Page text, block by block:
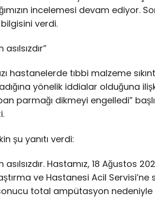
incelemesi devam ediyor.
bilgisini verdi.
hastanelerde tıbbi malzeme
yönelik iddialar olduğuna
parmağı dikmeyi engelledi”
şu yanıtı verdi:
Hastamız, 18 Ağustos
ve Hastanesi Acil Servisi’ne
sonucu total ampütasyon